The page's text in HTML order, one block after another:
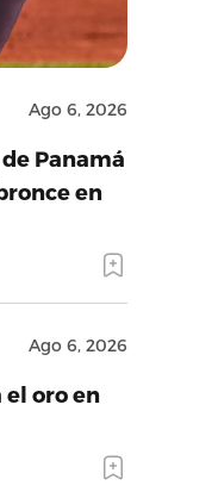
Ago 6, 2026
Panamá
en
Ago 6, 2026
el oro en